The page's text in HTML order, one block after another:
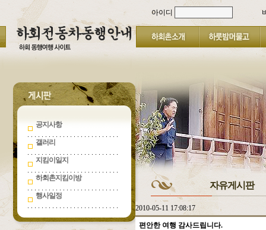
공지사항
갤러리
지킴이일지
하회촌지킴이방
행사일정
아이디
자유게시판
2010-05-11 17:08:17
편안한 여행 감사드립니다.